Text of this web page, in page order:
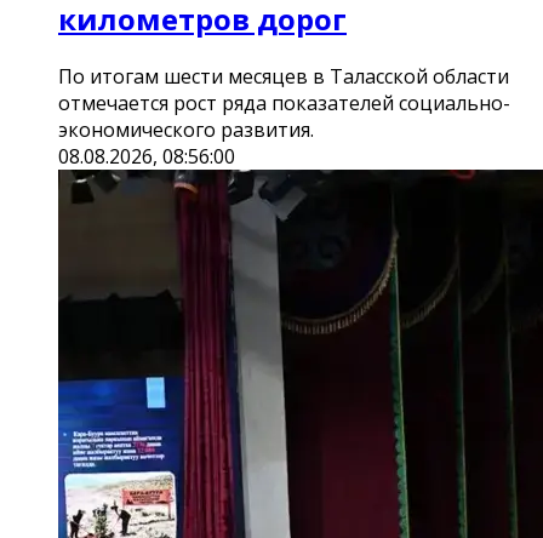
километров дорог
По итогам шести месяцев в Таласской области
отмечается рост ряда показателей социально-
экономического развития.
08.08.2026, 08:56:00